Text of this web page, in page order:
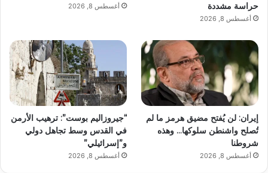
حراسة مشددة
أغسطس 8, 2026
أغسطس 8, 2026
إيران: لن يُفتح مضيق هرمز ما لم
تُصلح واشنطن سلوكها… وهذه
شروطنا
أغسطس 8, 2026
“جيروزاليم بوست”: ترهيب الأرمن
في القدس وسط تجاهل دولي
و”إسرائيلي”
أغسطس 8, 2026